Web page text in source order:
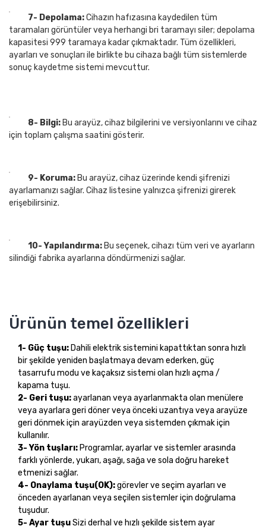
7- Depolama:Cihazın hafızasına kaydedilen tüm
taramaları görüntüler veya herhangi bri taramayı siler; depolama
kapasitesi 999 taramaya kadar çıkmaktadır. Tüm özellikleri,
ayarları ve sonuçları ile birlikte bu cihaza bağlı tüm sistemlerde
sonuç kaydetme sistemi mevcuttur.
8- Bilgi: Bu arayüz, cihaz bilgilerini ve versiyonlarını ve cihaz
için toplam çalışma saatini gösterir.
9- Koruma: Bu arayüz, cihaz üzerinde kendi şifrenizi
ayarlamanızı sağlar. Cihaz listesine yalnızca şifrenizi girerek
erişebilirsiniz.
10- Yapılandırma: Bu seçenek, cihazı tüm veri ve ayarların
silindiği fabrika ayarlarına döndürmenizi sağlar.
Ürünün temel özellikleri
1- Güç tuşu: Dahili elektrik sistemini kapattıktan sonra hızlı
bir şekilde yeniden başlatmaya devam ederken, güç
tasarrufu modu ve kaçaksız sistemi olan hızlı açma /
kapama tuşu.
2- Geri tuşu:ayarlanan veya ayarlanmakta olan menülere
veya ayarlara geri döner veya önceki uzantıya veya arayüze
geri dönmek için arayüzden veya sistemden çıkmak için
kullanılır.
3-Yön tuşları: Programlar, ayarlar ve sistemler arasında
farklı yönlerde, yukarı, aşağı, sağa ve sola doğru hareket
etmenizi sağlar.
4- Onaylama tuşu(OK):görevler ve seçim ayarları ve
önceden ayarlanan veya seçilen sistemler için doğrulama
tuşudur.
5- Ayar tuşuSizi derhal ve hızlı şekilde sistem ayar